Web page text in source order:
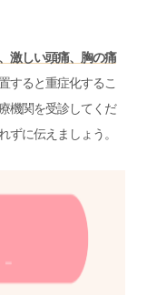
激しい頭痛、胸の痛
すると重症化するこ
機関を受診してくだ
ずに伝えましょう。